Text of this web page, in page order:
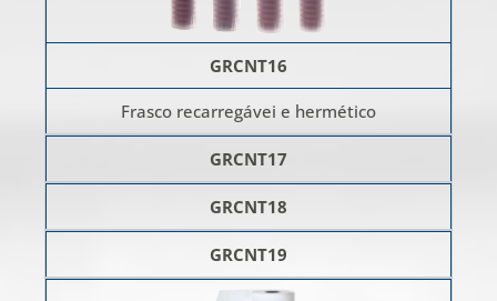
GRCNT16
Frasco recarregávei e hermético
GRCNT17
GRCNT18
GRCNT19